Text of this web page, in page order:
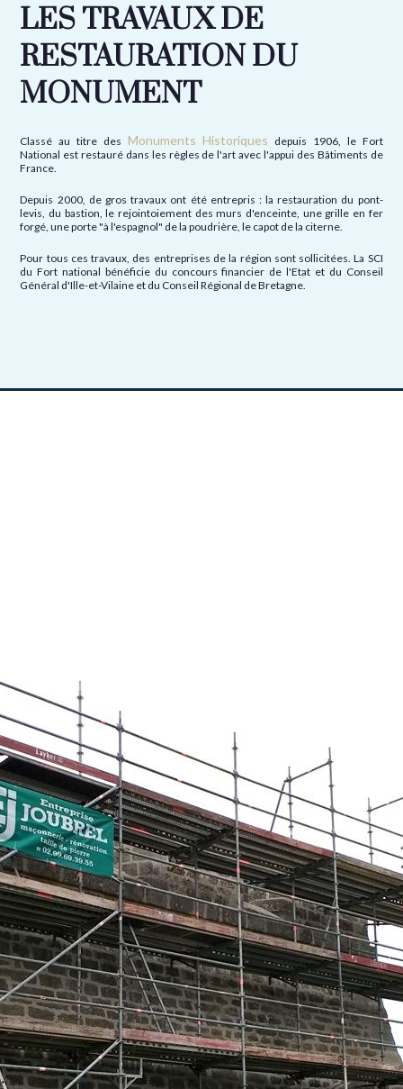
LES TRAVAUX DE
RESTAURATION DU
MONUMENT
Classé au titre des Monuments Historiques depuis 1906, le Fort
National est restauré dans les règles de l'art avec l'appui des Bâtiments de
France.
Depuis 2000, de gros travaux ont été entrepris : la restauration du pont-
levis, du bastion, le rejointoiement des murs d'enceinte, une grille en fer
forgé, une porte "à l'espagnol" de la poudrière, le capot de la citerne.
Pour tous ces travaux, des entreprises de la région sont sollicitées. La SCI
du Fort national bénéficie du concours financier de l'Etat et du Conseil
Général d'Ille-et-Vilaine et du Conseil Régional de Bretagne.